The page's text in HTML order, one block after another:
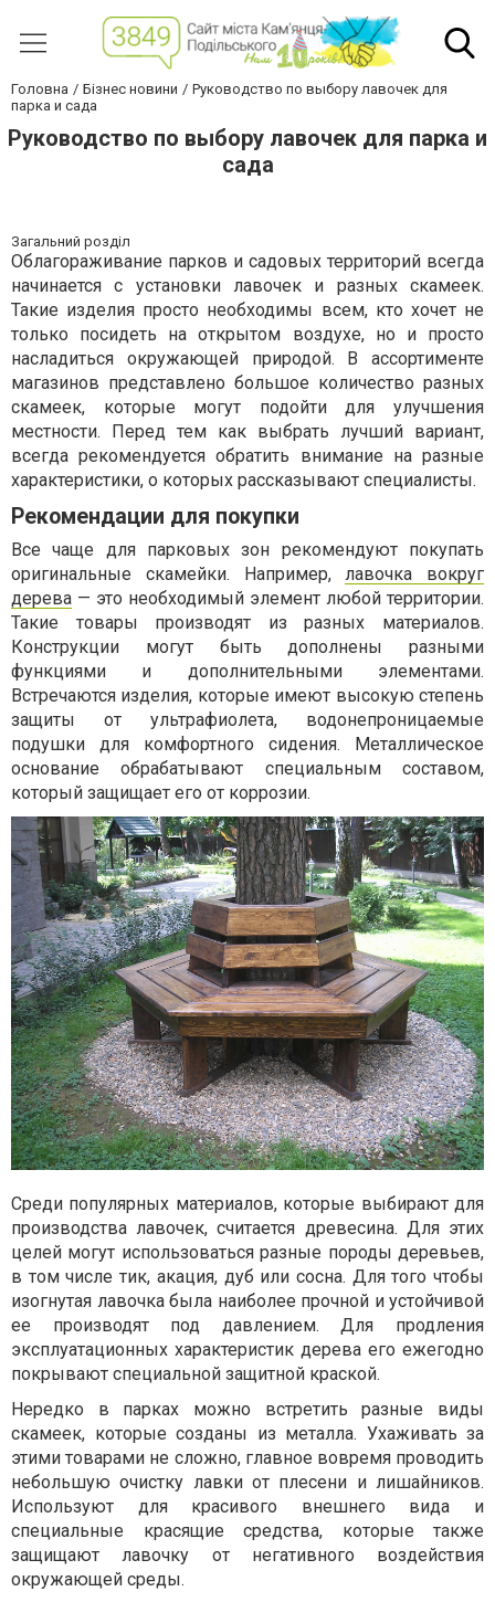
Головна Бізнес новини
Руководство по выбору лавочек для
парка и сада
Руководство по выбору лавочек для парка и
сада
Загальний розділ
Облагораживание парков и садовых территорий всегда
начинается с установки лавочек и разных скамеек.
Такие изделия просто необходимы всем, кто хочет не
только посидеть на открытом воздухе, но и просто
насладиться окружающей природой. В ассортименте
магазинов представлено большое количество разных
скамеек, которые могут подойти для улучшения
местности. Перед тем как выбрать лучший вариант,
всегда рекомендуется обратить внимание на разные
характеристики, о которых рассказывают специалисты.
Рекомендации для покупки
Все чаще для парковых зон рекомендуют покупать
оригинальные скамейки. Например,лавочка вокруг
дерева — это необходимый элемент любой территории.
Такие товары производят из разных материалов.
Конструкции могут быть дополнены разными
функциями и дополнительными элементами.
Встречаются изделия, которые имеют высокую степень
защиты от ультрафиолета, водонепроницаемые
подушки для комфортного сидения. Металлическое
основание обрабатывают специальным составом,
который защищает его от коррозии.
Среди популярных материалов, которые выбирают для
производства лавочек, считается древесина. Для этих
целей могут использоваться разные породы деревьев,
в том числе тик, акация, дуб или сосна. Для того чтобы
изогнутая лавочка была наиболее прочной и устойчивой
ее производят под давлением. Для продления
эксплуатационных характеристик дерева его ежегодно
покрывают специальной защитной краской.
Нередко в парках можно встретить разные виды
скамеек, которые созданы из металла. Ухаживать за
этими товарами не сложно, главное вовремя проводить
небольшую очистку лавки от плесени и лишайников.
Используют для красивого внешнего вида и
специальные красящие средства, которые также
защищают лавочку от негативного воздействия
окружающей среды.